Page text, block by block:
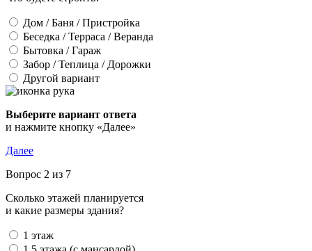
Дом / Баня / Пристройка
Беседка / Терраса / Веранда
Бытовка / Гараж
Забор / Теплица / Дорожки
Другой вариант
Выберите вариант ответа
и нажмите кнопку «Далее»
Далее
Вопрос 2 из 7
Сколько этажей планируется
и какие размеры здания?
1 этаж